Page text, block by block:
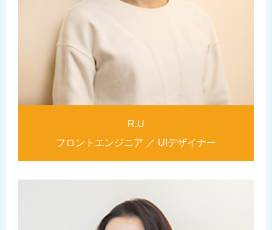
R.U
フロントエンジニア ／ UIデザイナー